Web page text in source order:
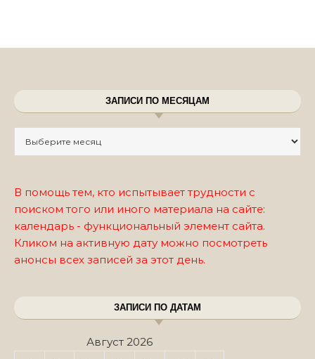
ЗАПИСИ ПО МЕСЯЦАМ
В помощь тем, кто испытывает трудности с
поиском того или иного материала на сайте:
календарь - функциональный элемент сайта.
Кликом на активную дату можно посмотреть
анонсы всех записей за этот день.
ЗАПИСИ ПО ДАТАМ
Август 2026